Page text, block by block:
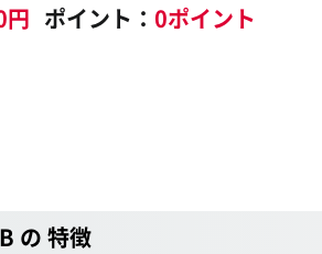
ポイント： 0ポイント
の 特徴